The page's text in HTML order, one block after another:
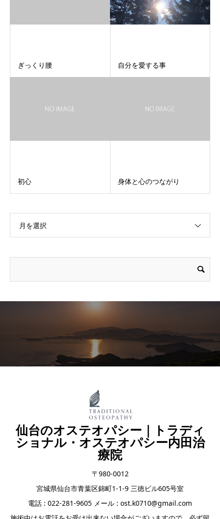
ぎっくり腰 自分を愛する事
初心 身体と心のつながり
月を選択
仙台のオステオパシー｜トラディ
ショナル・オステオパシー内田治
療院
〒980-0012
宮城県仙台市青葉区錦町1-1-9 三徳ビル605号室
電話 : 022-281-9605 メール : ost.k0710@gmail.com